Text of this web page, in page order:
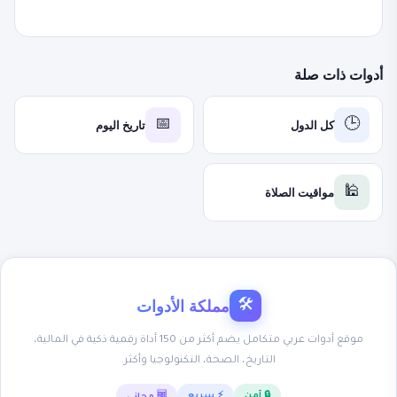
أدوات ذات صلة
🕒 كل الدول 📅 تاريخ اليوم
🕌 مواقيت الصلاة
🛠 مملكة الأدوات
موقع أدوات عربي متكامل يضم أكثر من 150 أداة رقمية ذكية في المالية،
التاريخ، الصحة، التكنولوجيا وأكثر.